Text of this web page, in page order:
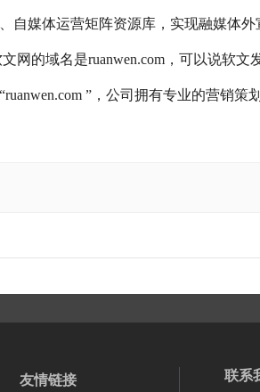
自媒体运营矩阵资源库，实现融媒体
网的域名是ruanwen.com，可以说软文
”，公司拥有专业的营销策
友情链接 联系